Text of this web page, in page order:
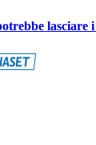
lasciare